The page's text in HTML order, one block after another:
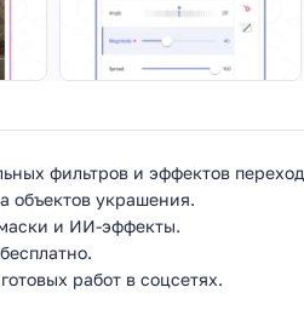
фильтров и эффектов
объектов украшения.
и ИИ-эффекты.
работ в соцсетях.